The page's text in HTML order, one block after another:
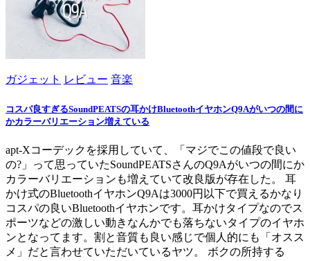
ガジェット レビュー 音楽
コスパ良すぎるSoundPEATSの耳かけBluetoothイヤホンQ9Aがいつの間に
かカラーバリエーション増えている
apt-Xコーデックを採用していて、「マジでこの値段で良い
の?」って思っていたSoundPEATSさんのQ9Aがいつの間にか
カラーバリエーションも増えていて改良版が存在した。 耳
かけ式のBluetoothイヤホンQ9Aは3000円以下で買えるかなり
コスパの良いBluetoothイヤホンです。耳かけタイプなのでス
ポーツなどの激しい動きなんかでも落ちないタイプのイヤホ
ンとなってます。割と音質も良い感じで個人的にも「オスス
メ」だと言わせていただいているヤツ。 ボクの所持する